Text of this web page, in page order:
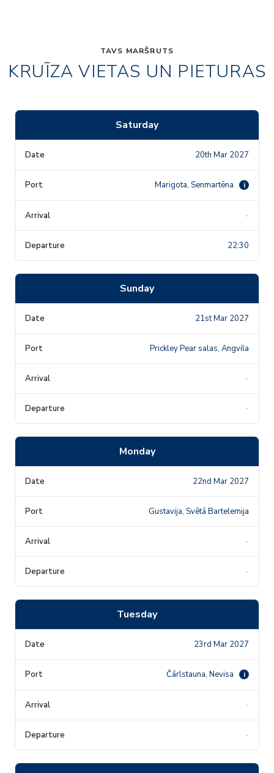
TAVS MARŠRUTS
KRUĪZA VIETAS UN PIETURAS
Saturday
20th Mar 2027
Marigota, Senmartēna i
-
22:30
Sunday
21st Mar 2027
Prickley Pear salas, Angvila
-
-
Monday
22nd Mar 2027
Gustavija, Svētā Bartelemija
-
-
Tuesday
23rd Mar 2027
Čārlstauna, Nevisa i
-
-